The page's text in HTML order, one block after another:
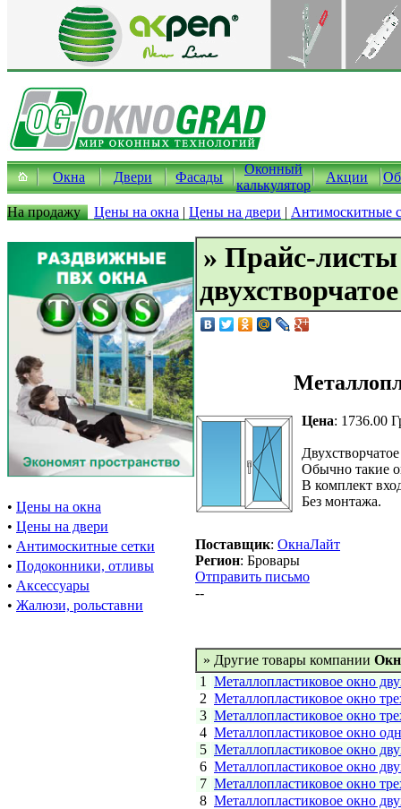
Окна Двери Фасады
Оконный
калькулятор
Акции
На продажу Цены на окна | Цены на двери | Антимоскитные
• Цены на окна
• Цены на двери
• Антимоскитные сетки
• Подоконники, отливы
• Аксессуары
• Жалюзи, рольставни
» Прайс-
двухстворчатое
Цена: 1736.00
Обычно такие
В комплект
Без монтажа.
Поставщик: ОкнаЛайт
Регион: Бровары
Отправить письмо
--
» Другие товары компании
1
Металлопластиковое окно
2 Металлопластиковое окно
3 Металлопластиковое окно
4 Металлопластиковое окно
5 Металлопластиковое окно
6 Металлопластиковое окно
7 Металлопластиковое окно
8 Металлопластиковое окно